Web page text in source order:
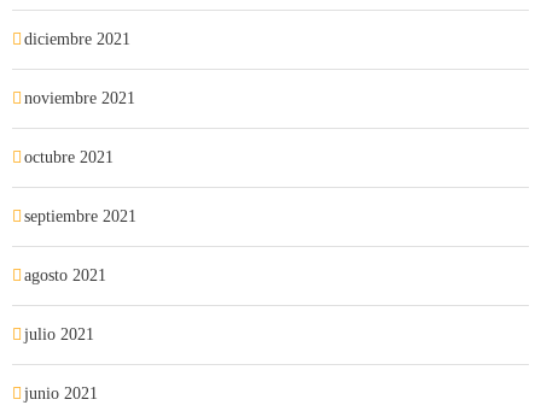
diciembre 2021
noviembre 2021
octubre 2021
septiembre 2021
agosto 2021
julio 2021
junio 2021